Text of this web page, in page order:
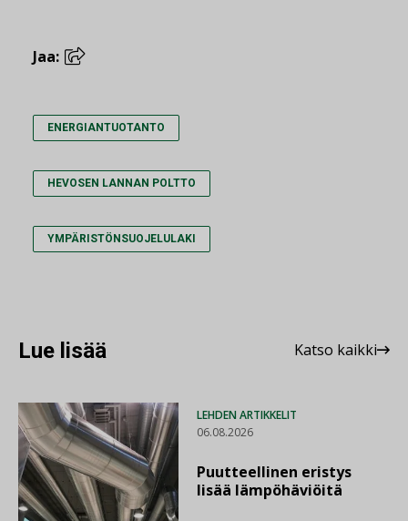
Jaa:
ENERGIANTUOTANTO
HEVOSEN LANNAN POLTTO
YMPÄRISTÖNSUOJELULAKI
Lue lisää Katso kaikki
LEHDEN ARTIKKELIT
06.08.2026
Puutteellinen eristys
lisää lämpöhäviöitä